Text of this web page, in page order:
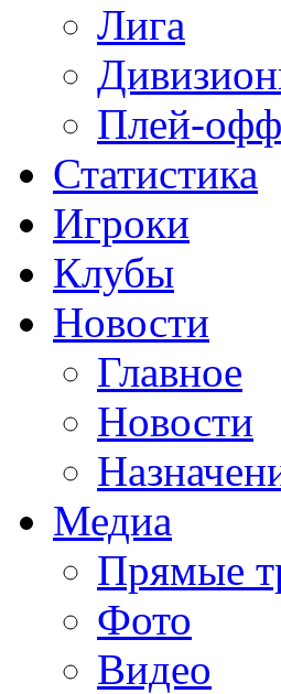
Лига
Плей-офф
Статистика
Игроки
Клубы
Новости
Главное
Новости
Медиа
Прямые
Фото
Видео